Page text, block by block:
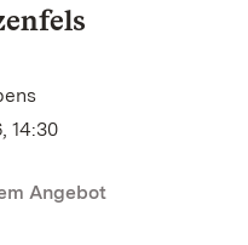
14:30
Angebot